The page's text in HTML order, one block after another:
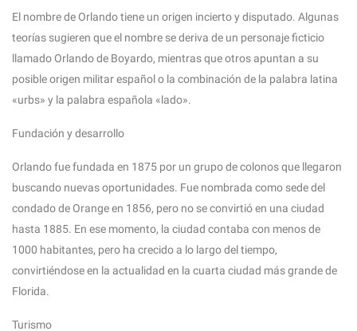
El nombre de Orlando tiene un origen incierto y disputado. Algunas
teorías sugieren que el nombre se deriva de un personaje ficticio
llamado Orlando de Boyardo, mientras que otros apuntan a su
posible origen militar español o la combinación de la palabra latina
«urbs» y la palabra española «lado».
Fundación y desarrollo
Orlando fue fundada en 1875 por un grupo de colonos que llegaron
buscando nuevas oportunidades. Fue nombrada como sede del
condado de Orange en 1856, pero no se convirtió en una ciudad
hasta 1885. En ese momento, la ciudad contaba con menos de
1000 habitantes, pero ha crecido a lo largo del tiempo,
convirtiéndose en la actualidad en la cuarta ciudad más grande de
Florida.
Turismo